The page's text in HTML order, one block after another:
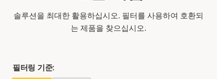
솔루션을 최대한 활용하십시오. 필터를 사용하여 호환되
는 제품을 찾으십시오.
필터링 기준: